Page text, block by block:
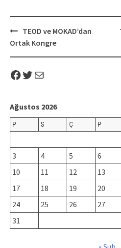
Post
navigation
TEOD ve MOKAD’dan
Ortak Kongre
Facebook
Twitter
Mail
Ağustos 2026
P S Ç P
3
4 5 6
10
11 12 13
17
18 19 20
24
25 26 27
31